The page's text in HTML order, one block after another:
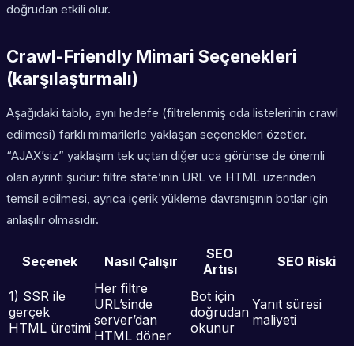
doğrudan etkili olur.
Crawl-Friendly Mimari Seçenekleri
(karşılaştırmalı)
Aşağıdaki tablo, aynı hedefe (filtrelenmiş oda listelerinin crawl
edilmesi) farklı mimarilerle yaklaşan seçenekleri özetler.
“AJAX’siz” yaklaşım tek uçtan diğer uca görünse de önemli
olan ayrıntı şudur: filtre state’inin URL ve HTML üzerinden
temsil edilmesi, ayrıca içerik yükleme davranışının botlar için
anlaşılır olmasıdır.
Seçenek Nasıl Çalışır
SEO
Artısı
SEO Riski
1) SSR ile
gerçek
HTML üretimi
Her filtre
URL’sinde
server’dan
HTML döner
Bot için
doğrudan
okunur
Yanıt süresi
maliyeti